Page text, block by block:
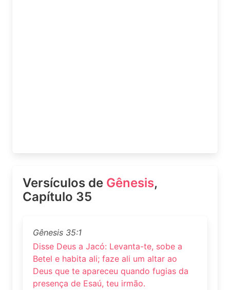
Versículos de Gênesis,
Capítulo 35
Gênesis 35:1
Disse Deus a Jacó: Levanta-te, sobe a
Betel e habita ali; faze ali um altar ao
Deus que te apareceu quando fugias da
presença de Esaú, teu irmão.